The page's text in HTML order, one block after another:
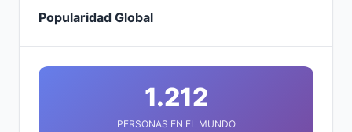
Popularidad Global
1.212
PERSONAS EN EL MUNDO